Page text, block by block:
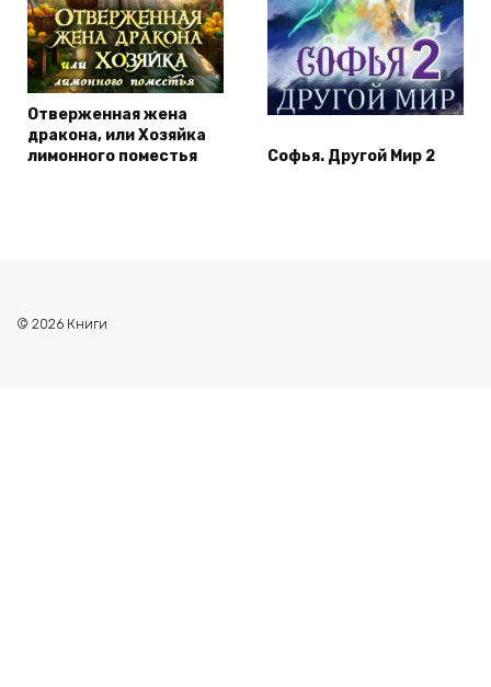
Отверженная жена
дракона, или Хозяйка
лимонного поместья
Софья. Другой Мир 2
© 2026 Книги